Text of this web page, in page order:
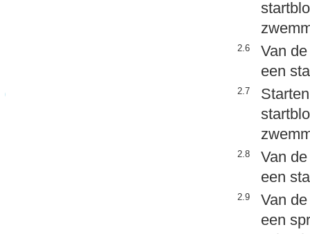
2.6
Van
een
2.7
2.8
Van
een
2.9
Van
een